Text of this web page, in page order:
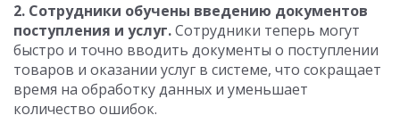
2. Сотрудники обучены введению документов
поступления и услуг.Сотрудники теперь могут
быстро и точно вводить документы о поступлении
товаров и оказании услуг в системе, что сокращает
время на обработку данных и уменьшает
количество ошибок.